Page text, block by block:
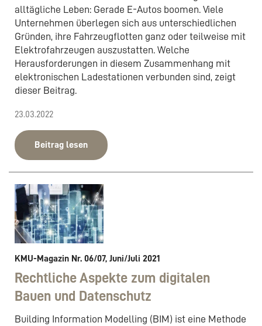
alltägliche Leben: Gerade E-Autos boomen. Viele
Unternehmen überlegen sich aus unterschiedlichen
Gründen, ihre Fahrzeugflotten ganz oder teilweise mit
Elektrofahrzeugen auszustatten. Welche
Herausforderungen in diesem Zusammenhang mit
elektronischen Ladestationen verbunden sind, zeigt
dieser Beitrag.
23.03.2022
Beitrag lesen
KMU-Magazin Nr. 06/07, Juni/Juli 2021
Rechtliche Aspekte zum digitalen
Bauen und Datenschutz
Building Information Modelling (BIM) ist eine Methode